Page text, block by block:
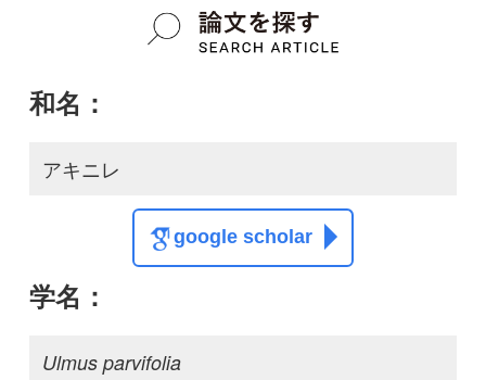
質問・報告掲示板TOP
この種に関する